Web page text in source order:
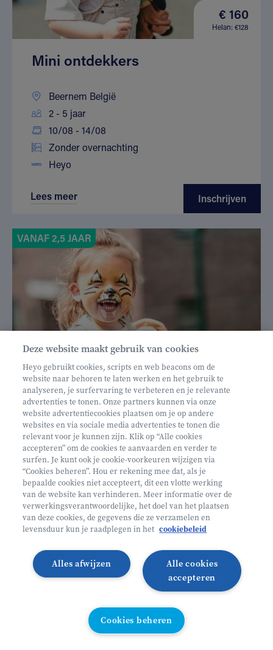
€ 160
Helan: €128
Mini ontdekkers
Beernem België
2 - 5 jaar
10/08 - 14/08
Zonder overnachting
Heyo
Lees meer Inschrijven
VANAF 2,5 JAAR
€ 160
Helan: €128
Mini ontdekkers
Oosterzele België
2 - 5 jaar
10/08 - 14/08
Zonder overnachting
Lees meer Inschrijven
LAATSTE PLAATSEN
Deze website maakt gebruik van cookies
Heyo gebruikt cookies, scripts en web beacons om de
website naar behoren te laten werken en het gebruik te
analyseren, je surfervaring te verbeteren en je relevante
advertenties te tonen. Onze partners kunnen via onze
website advertentiecookies plaatsen om je op andere
websites en via sociale media advertenties te tonen die
relevant voor je kunnen zijn. Klik op “Alle cookies
accepteren” om de cookies te aanvaarden en verder te
surfen. Je kunt ook je cookie-voorkeuren wijzigen via
“Cookies beheren”. Hou er rekening mee dat, als je
bepaalde cookies niet accepteert, dit een vlotte werking
van de website kan verhinderen. Meer informatie over de
verwerkingsverantwoordelijke, het doel van het plaatsen
van deze cookies, de gegevens die ze verzamelen en
levensduur kun je raadplegen in het cookiebeleid
Alle cookies
accepteren
Alles afwijzen
Cookies beheren